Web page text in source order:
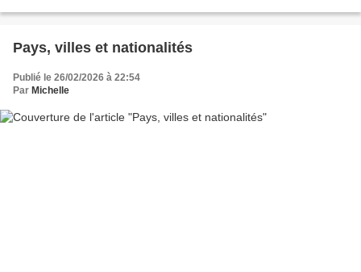
Pays, villes et nationalités
Publié le 26/02/2026 à 22:54
Par Michelle